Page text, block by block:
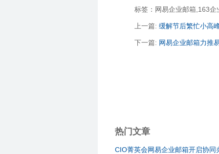
标签：网易企业邮箱,163
上一篇: 缓解节后繁忙小高
下一篇: 网易企业邮箱力推
热门文章
CIO菁英会网易企业邮箱开启协同